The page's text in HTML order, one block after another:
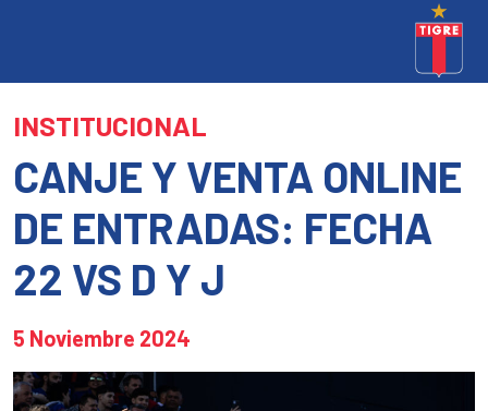
INSTITUCIONAL
CANJE Y VENTA ONLINE
DE ENTRADAS: FECHA
22 VS D Y J
5 Noviembre 2024